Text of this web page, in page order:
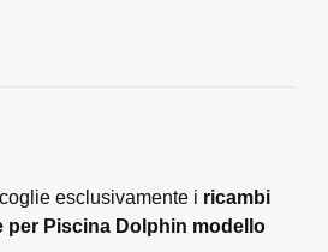
esclusivamente i ricambi
per Piscina Dolphin modello